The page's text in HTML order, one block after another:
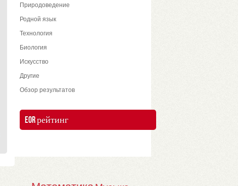
Природоведение
Родной язык
Технология
Биология
Искусство
Другие
Обзор результатов
EOR рейтинг